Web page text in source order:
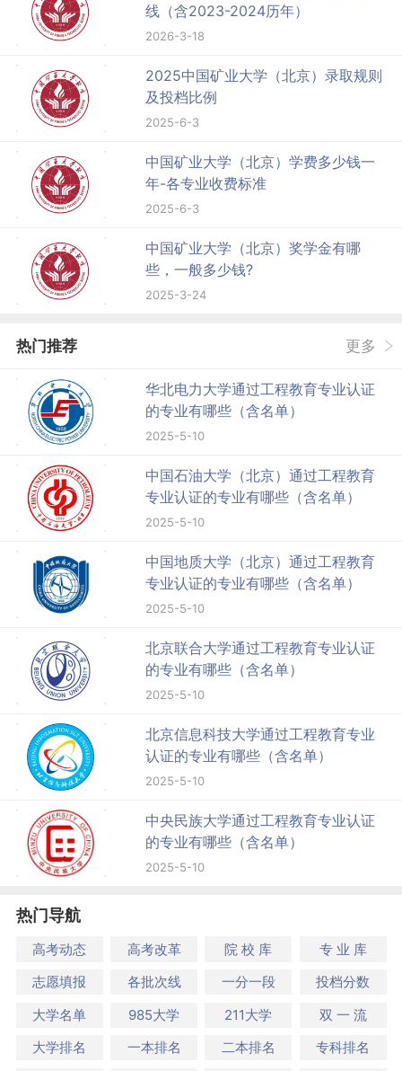
线（含2023-2024历年）
2026-3-18
2025中国矿业大学（北京）录取规则
及投档比例
2025-6-3
中国矿业大学（北京）学费多少钱一
年-各专业收费标准
2025-6-3
中国矿业大学（北京）奖学金有哪
些，一般多少钱?
2025-3-24
热门推荐 更多
华北电力大学通过工程教育专业认证
的专业有哪些（含名单）
2025-5-10
中国石油大学（北京）通过工程教育
专业认证的专业有哪些（含名单）
2025-5-10
中国地质大学（北京）通过工程教育
专业认证的专业有哪些（含名单）
2025-5-10
北京联合大学通过工程教育专业认证
的专业有哪些（含名单）
2025-5-10
北京信息科技大学通过工程教育专业
认证的专业有哪些（含名单）
2025-5-10
中央民族大学通过工程教育专业认证
的专业有哪些（含名单）
2025-5-10
热门导航
高考动态 高考改革 院 校 库
专 业 库
志愿填报
各批次线 一分一段
投档分数
大学名单
985大学 211大学
双 一 流
大学排名
一本排名 二本排名 专科排名